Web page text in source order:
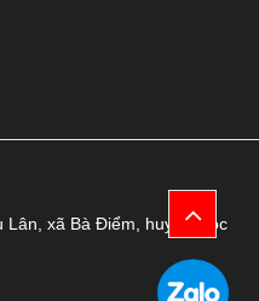
Lân, xã Bà Điểm, huyện Hóc